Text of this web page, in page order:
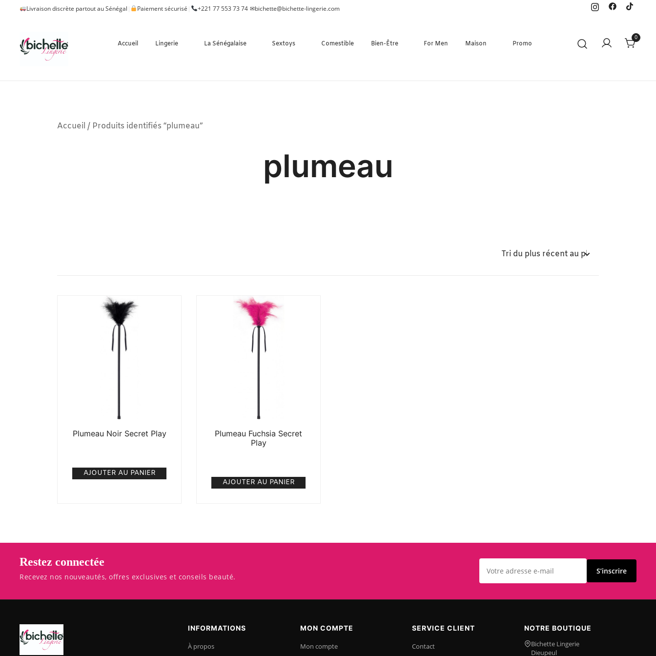
Livraison discrète partout au Sénégal | Paiement sécurisé | +221 77 553 73 74 ✉bichette@bichette-lingerie.com
Accueil Lingerie La Sénégalaise Sextoys Comestible Bien-Être For Men Maison Promo
0
Accueil / Produits identifiés “plumeau”
plumeau
Plumeau Noir Secret Play
AJOUTER AU PANIER
Plumeau Fuchsia Secret
Play
AJOUTER AU PANIER
Restez connectée
Recevez nos nouveautés, offres exclusives et conseils beauté.
S’inscrire
INFORMATIONS
À propos
MON COMPTE
Mon compte
SERVICE CLIENT
Contact
NOTRE BOUTIQUE
Bichette Lingerie
Dieupeul